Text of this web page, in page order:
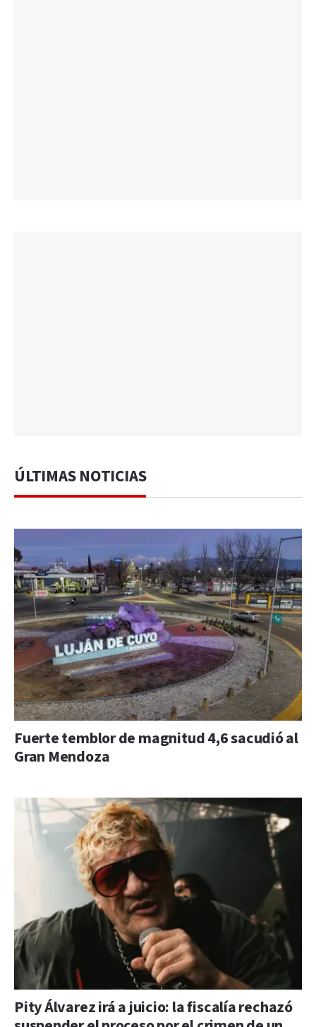
ÚLTIMAS NOTICIAS
Fuerte temblor de magnitud 4,6 sacudió al
Gran Mendoza
Pity Álvarez irá a juicio: la fiscalía rechazó